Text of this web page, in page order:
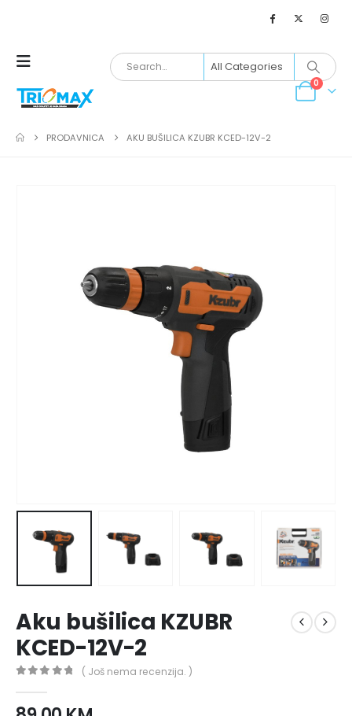
0
PRODAVNICA AKU BUŠILICA KZUBR KCED-12V-2
Aku bušilica KZUBR
KCED-12V-2
( Još nema recenzija. )